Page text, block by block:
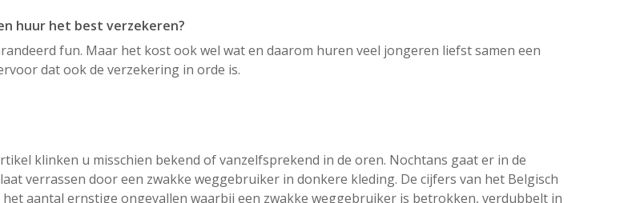
huur het best verzekeren?
fun. Maar het kost ook wel wat en daarom huren veel jongeren liefst samen een
dat ook de verzekering in orde is.
klinken u misschien bekend of vanzelfsprekend in de oren. Nochtans gaat er in de
verrassen door een zwakke weggebruiker in donkere kleding. De cijfers van het Belgisch
aantal ernstige ongevallen waarbij een zwakke weggebruiker is betrokken, verdubbelt in